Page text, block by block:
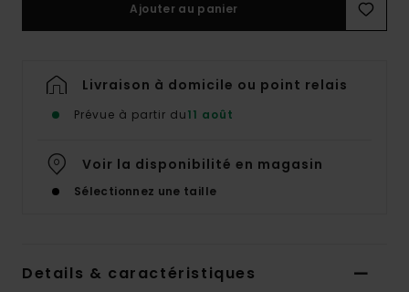
Ajouter au panier
Livraison à domicile ou point relais
Prévue à partir du11 août
Voir la disponibilité en magasin
Sélectionnez une taille
Details & caractéristiques